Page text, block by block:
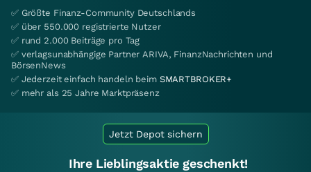
✅ Größte Finanz-Community Deutschlands
✅ über 550.000 registrierte Nutzer
✅ rund 2.000 Beiträge pro Tag
✅ verlagsunabhängige Partner ARIVA, FinanzNachrichten und
BörsenNews
✅ Jederzeit einfach handeln beim SMARTBROKER+
✅ mehr als 25 Jahre Marktpräsenz
Jetzt Depot sichern
Ihre Lieblingsaktie geschenkt!